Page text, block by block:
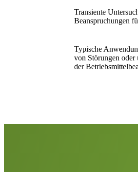
Transiente
Beanspruchungen
Typische
von Störungen oder
der